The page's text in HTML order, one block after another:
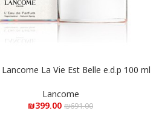
הוספה לסל
Lancome
₪691.00
₪399.00